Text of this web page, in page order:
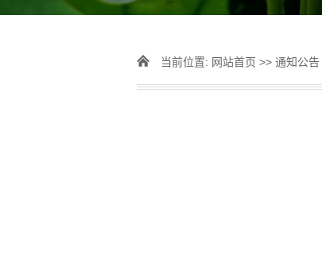
当前位置: 网站首页 >> 通知公告